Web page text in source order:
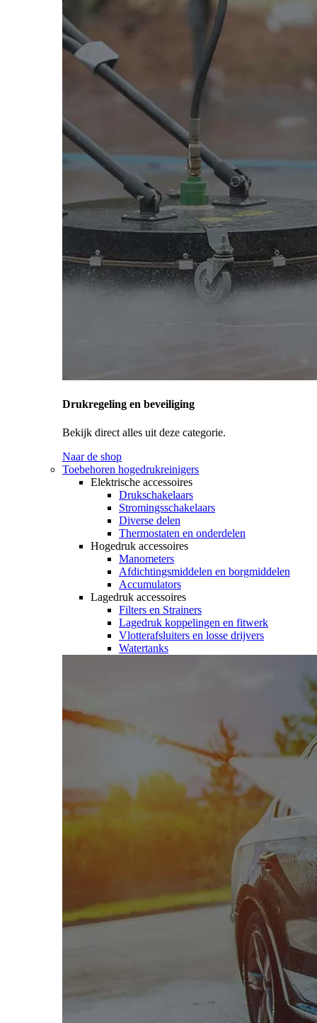
Drukregeling en beveiliging
Bekijk direct alles uit deze categorie.
Naar de shop
Toebehoren hogedrukreinigers
Elektrische accessoires
Drukschakelaars
Stromingsschakelaars
Diverse delen
Thermostaten en onderdelen
Hogedruk accessoires
Manometers
Afdichtingsmiddelen en borgmiddelen
Accumulators
Lagedruk accessoires
Filters en Strainers
Lagedruk koppelingen en fitwerk
Vlotterafsluiters en losse drijvers
Watertanks